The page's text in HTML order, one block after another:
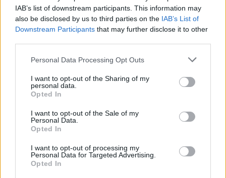
IAB’s list of downstream participants. This information may
also be disclosed by us to third parties on the IAB’s List of
Downstream Participants that may further disclose it to other
Please note that this website/app uses one or more Google
not limited to your visit or usage behaviour. You may click to
grant or deny consent to Google and its third-party tags to
use your data for below specified purposes in below Google
consent section.
Personal Data Processing Opt Outs
I want to opt-out of the Sharing of my
personal data.
Opted In
I want to opt-out of the Sale of my
Personal Data.
Opted In
I want to opt-out of processing my
Personal Data for Targeted Advertising.
Opted In
Felhasználónév
Jelszó
Elfelejtette jelszavát?
Bejelentkezés
faiskola.hu
Kertészeti, kerti termékek és szolgáltatások térképes
KERTÉSZ ÉS KERTÉSZET REGISZTRÁCIÓ